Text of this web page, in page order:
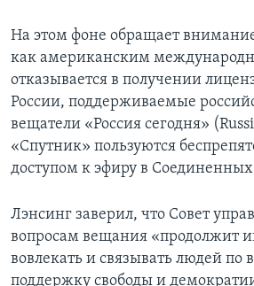
На этом фоне обращает
как американским
отказывается в получении
России, поддерживаемые
вещатели «Россия сегодня»
«Спутник» пользуются
доступом к эфиру в
Лэнсинг заверил, что Совет
вопросам вещания «продолжит
вовлекать и связывать людей по
поддержку свободы и